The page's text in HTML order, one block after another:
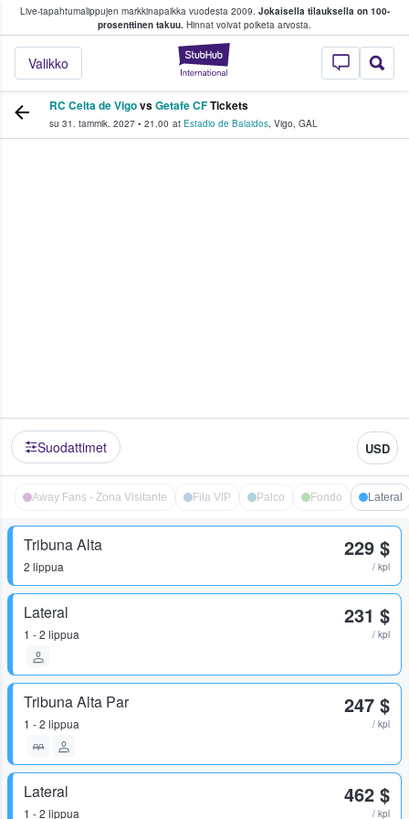
Live-tapahtumalippujen markkinapaikka vuodesta 2009. Jokaisella tilauksella on 100-
prosenttinen takuu. Hinnat voivat poiketa arvosta.
StubHub -
Valikko
fanit ostavat ja myyvät lippuja
RC Celta de VigovsGetafe CFTickets
su 31. tammik. 2027 • 21.00 at Estadio de Balaidos, Vigo, GAL
Suodattimet USD
Away Fans - Zona Visitante Fila VIP Palco Fondo Lateral
Tribuna Alta
2 lippua
229 $
/ kpl
Lateral
1 - 2 lippua
231 $
/ kpl
Tribuna Alta Par
1 - 2 lippua
247 $
/ kpl
Lateral
1 - 2 lippua
462 $
/ kpl